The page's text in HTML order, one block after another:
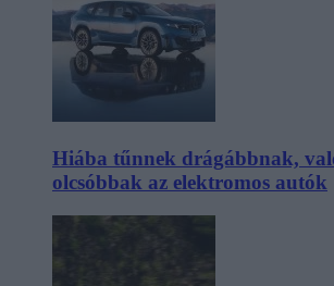
Hiába tűnnek drágábbnak,
olcsóbbak az elektromos autók